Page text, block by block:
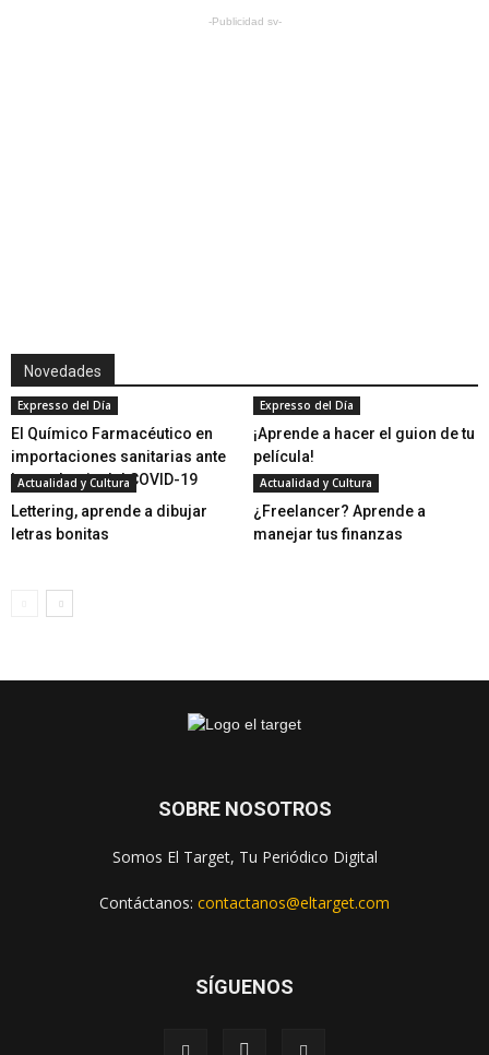
-Publicidad sv-
Novedades
Expresso del Día
El Químico Farmacéutico en
importaciones sanitarias ante
la pandemia del COVID-19
Expresso del Día
¡Aprende a hacer el guion de tu
película!
Actualidad y Cultura
Lettering, aprende a dibujar
letras bonitas
Actualidad y Cultura
¿Freelancer? Aprende a
manejar tus finanzas
SOBRE NOSOTROS
Somos El Target, Tu Periódico Digital
Contáctanos: contactanos@eltarget.com
SÍGUENOS